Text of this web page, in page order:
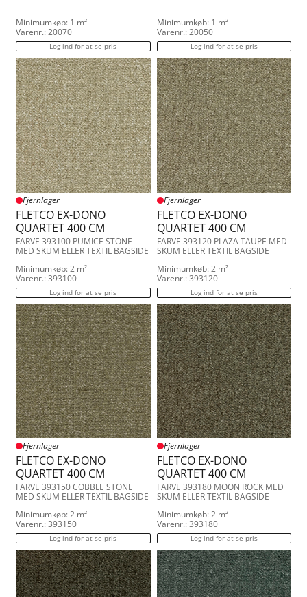
Minimumkøb: 1 m²
Varenr.: 20070
Log ind for at se pris
Minimumkøb: 1 m²
Varenr.: 20050
Log ind for at se pris
Fjernlager
FLETCO EX-DONO
QUARTET 400 CM
FARVE 393100 PUMICE STONE
MED SKUM ELLER TEXTIL BAGSIDE
Minimumkøb: 2 m²
Varenr.: 393100
Log ind for at se pris
Fjernlager
FLETCO EX-DONO
QUARTET 400 CM
FARVE 393120 PLAZA TAUPE MED
SKUM ELLER TEXTIL BAGSIDE
Minimumkøb: 2 m²
Varenr.: 393120
Log ind for at se pris
Fjernlager
FLETCO EX-DONO
QUARTET 400 CM
FARVE 393150 COBBLE STONE
MED SKUM ELLER TEXTIL BAGSIDE
Minimumkøb: 2 m²
Varenr.: 393150
Log ind for at se pris
Fjernlager
FLETCO EX-DONO
QUARTET 400 CM
FARVE 393180 MOON ROCK MED
SKUM ELLER TEXTIL BAGSIDE
Minimumkøb: 2 m²
Varenr.: 393180
Log ind for at se pris